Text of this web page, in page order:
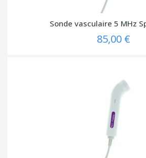
Sonde vasculaire 5 MHz
85,00 €